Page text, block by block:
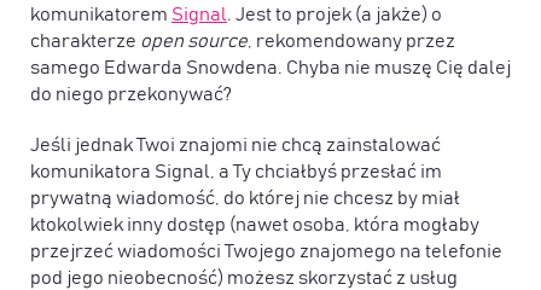
komunikatorem Signal. Jest to projek (a jakże) o
charakterze open source, rekomendowany przez
samego Edwarda Snowdena. Chyba nie muszę Cię dalej
do niego przekonywać?
Jeśli jednak Twoi znajomi nie chcą zainstalować
komunikatora Signal, a Ty chciałbyś przesłać im
prywatną wiadomość, do której nie chcesz by miał
ktokolwiek inny dostęp (nawet osoba, która mogłaby
przejrzeć wiadomości Twojego znajomego na telefonie
pod jego nieobecność) możesz skorzystać z usług